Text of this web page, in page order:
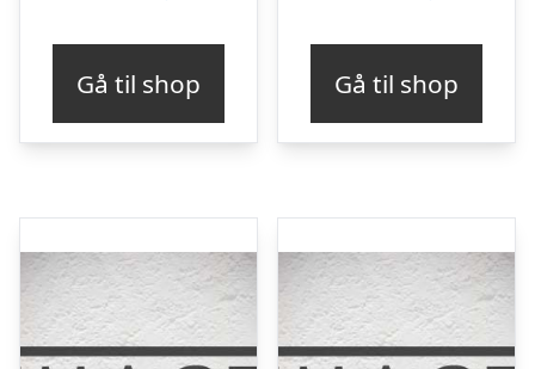
Gå til shop Gå til shop